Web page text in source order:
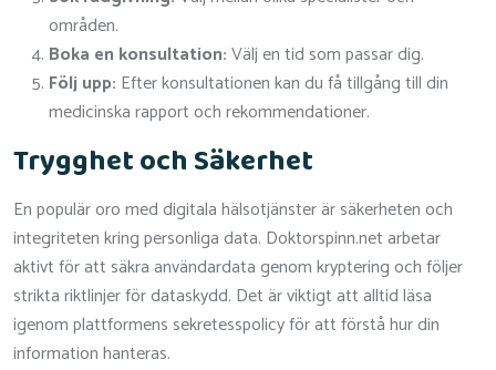
områden.
Boka en konsultation:Välj en tid som passar dig.
Följ upp: Efter konsultationen kan du få tillgång till din
medicinska rapport och rekommendationer.
Trygghet och Säkerhet
En populär oro med digitala hälsotjänster är säkerheten och
integriteten kring personliga data. Doktorspinn.net arbetar
aktivt för att säkra användardata genom kryptering och följer
strikta riktlinjer för dataskydd. Det är viktigt att alltid läsa
igenom plattformens sekretesspolicy för att förstå hur din
information hanteras.